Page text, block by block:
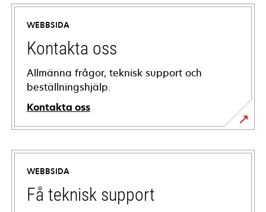
WEBBSIDA
Kontakta oss
Allmänna frågor, teknisk support och
beställningshjälp.
Kontakta oss
WEBBSIDA
Få teknisk support